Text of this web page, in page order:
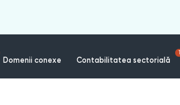
Domenii conexe Contabilitatea sectorială
1